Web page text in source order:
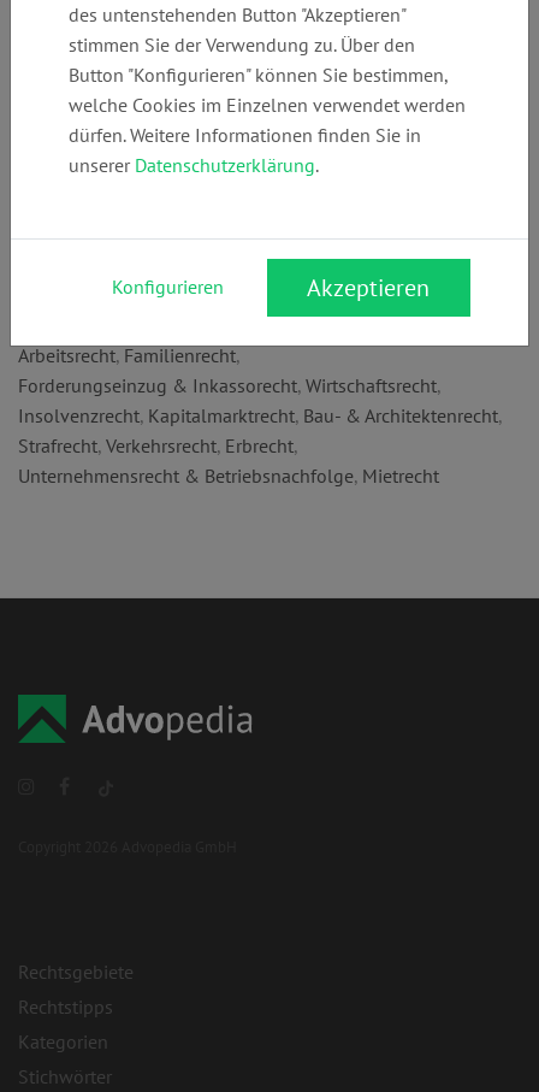
Telefon:
+49 (0)
777161136
E-Mail:
kanzlei@dorell.
de
www.dorell.de
Arbeitsrecht, Familienrecht,
Forderungseinzug & Inkassorecht, Wirtschaftsrecht,
Insolvenzrecht, Kapitalmarktrecht, Bau- & Architektenrecht,
Strafrecht, Verkehrsrecht, Erbrecht,
Unternehmensrecht & Betriebsnachfolge, Mietrecht
Rechtsgebiete
Rechtstipps
Kategorien
Stichwörter
des untenstehenden Button "Akzeptieren"
stimmen Sie der Verwendung zu. Über den
Button "Konfigurieren" können Sie bestimmen,
welche Cookies im Einzelnen verwendet werden
dürfen. Weitere Informationen finden Sie in
unserer Datenschutzerklärung.
Konfigurieren Akzeptieren